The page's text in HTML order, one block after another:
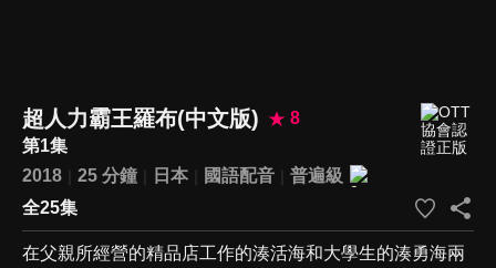
超人力霸王羅布(中文版)
8
第1集
2018
25 分鐘 日本 國語配音
普遍級
全25集
在父親所經營的精品店工作的湊活海和大學生的湊勇海兩